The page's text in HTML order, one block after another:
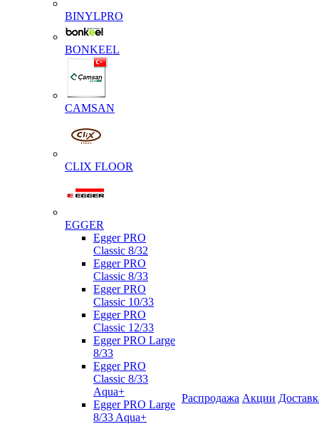
BINYLPRO
BONKEEL
CAMSAN
CLIX FLOOR
EGGER
Egger PRO
Classic 8/32
Egger PRO
Classic 8/33
Egger PRO
Classic 10/33
Egger PRO
Classic 12/33
Egger PRO Large
8/33
Egger PRO
Classic 8/33
Aqua+
Egger PRO Large
8/33 Aqua+
Распродажа Акции